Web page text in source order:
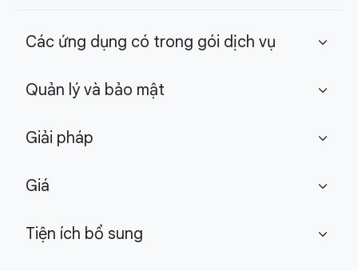
Các ứng dụng có trong gói dịch vụ expand_more
Quản lý và bảo mật expand_more
Giải pháp expand_more
Giá expand_more
Tiện ích bổ sung expand_more